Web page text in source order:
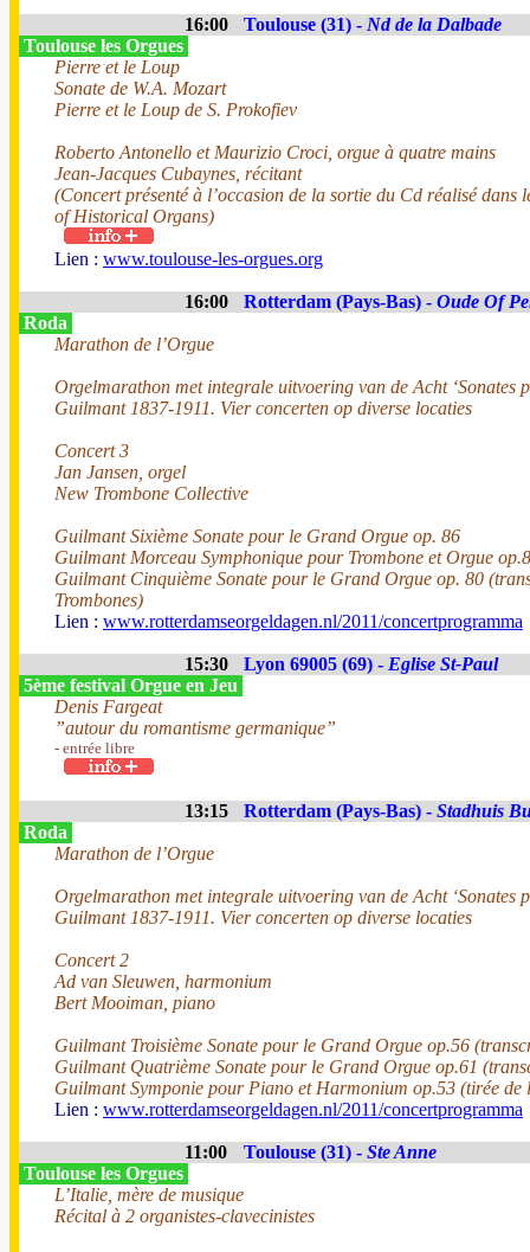
16:00 Toulouse (31) - Nd de la Dalbade
Toulouse les Orgues
Pierre et le Loup
Sonate de W.A. Mozart
Pierre et le Loup de S. Prokofiev
Roberto Antonello et Maurizio Croci, orgue à quatre mains
Jean-Jacques Cubaynes, récitant
(Concert présenté à l’occasion de la sortie du Cd réalisé
of Historical Organs)
Lien : www.toulouse-les-orgues.org
16:00 Rotterdam (Pays-Bas) - Oude Of
Roda
Marathon de l’Orgue
Orgelmarathon met integrale uitvoering van de Acht ‘Sonates
Guilmant 1837-1911. Vier concerten op diverse locaties
Concert 3
Jan Jansen, orgel
New Trombone Collective
Guilmant Sixième Sonate pour le Grand Orgue op. 86
Guilmant Morceau Symphonique pour Trombone et Orgue
Guilmant Cinquième Sonate pour le Grand Orgue op. 80
Trombones)
Lien : www.rotterdamseorgeldagen.nl/2011/concertprogramma
15:30 Lyon 69005 (69) - Eglise St-Paul
5ème festival Orgue en Jeu
Denis Fargeat
”autour du romantisme germanique”
- entrée libre
13:15 Rotterdam (Pays-Bas) - Stadhuis
Roda
Marathon de l’Orgue
Orgelmarathon met integrale uitvoering van de Acht ‘Sonates
Guilmant 1837-1911. Vier concerten op diverse locaties
Concert 2
Ad van Sleuwen, harmonium
Bert Mooiman, piano
Guilmant Troisième Sonate pour le Grand Orgue op.56
Guilmant Quatrième Sonate pour le Grand Orgue op.61
Guilmant Symponie pour Piano et Harmonium op.53 (tirée de
Lien : www.rotterdamseorgeldagen.nl/2011/concertprogramma
11:00 Toulouse (31) - Ste Anne
Toulouse les Orgues
L’Italie, mère de musique
Récital à 2 organistes-clavecinistes